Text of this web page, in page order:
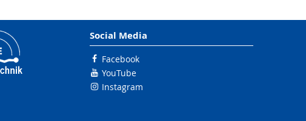
Social Media
Facebook
YouTube
Instagram